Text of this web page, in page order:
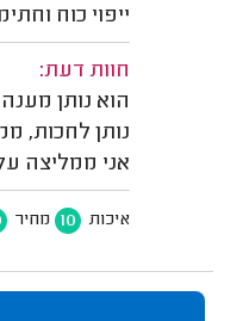
ייפוי כוח
חוות דעת:
הוא נותן
נותן לחכות,
אני ממליצה
איכות 10 מחיר